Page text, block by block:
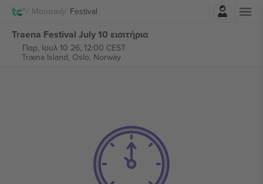
Μουσική Festival
Traena Festival July 10 εισιτήρια
Παρ, Ιουλ 10 26, 12:00 CEST
Træna Island, Oslo, Norway